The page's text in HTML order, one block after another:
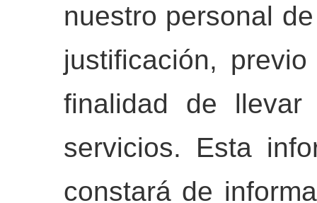
nuestro personal
justificación,
finalidad de
servicios. Esta
constará de